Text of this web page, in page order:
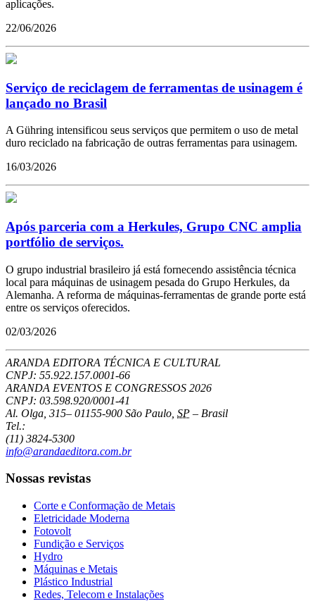
aplicações.
22/06/2026
Serviço de reciclagem de ferramentas de usinagem é
lançado no Brasil
A Gühring intensificou seus serviços que permitem o uso de metal
duro reciclado na fabricação de outras ferramentas para usinagem.
16/03/2026
Após parceria com a Herkules, Grupo CNC amplia
portfólio de serviços.
O grupo industrial brasileiro já está fornecendo assistência técnica
local para máquinas de usinagem pesada do Grupo Herkules, da
Alemanha. A reforma de máquinas-ferramentas de grande porte está
entre os serviços oferecidos.
02/03/2026
ARANDA EDITORA TÉCNICA E CULTURAL
CNPJ: 55.922.157.0001-66
ARANDA EVENTOS E CONGRESSOS 2026
CNPJ: 03.598.920/0001-41
Al. Olga, 315– 01155-900 São Paulo SP – Brasil
Tel.:
(11) 3824-5300
info@arandaeditora.com.br
Nossas revistas
Corte e Conformação de Metais
Eletricidade Moderna
Fotovolt
Fundição e Serviços
Hydro
Máquinas e Metais
Plástico Industrial
Redes, Telecom e Instalações